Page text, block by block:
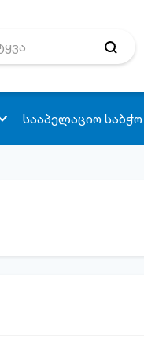
სააპელაციო საბჭო